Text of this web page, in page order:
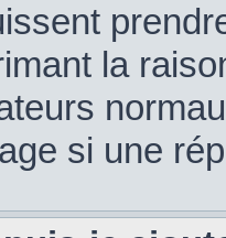
la
si une